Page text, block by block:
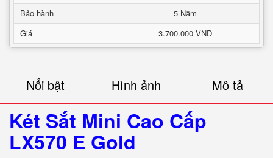
Bảo hành
5 Năm
Giá
3.700.000 VNĐ
Nổi bật Hình ảnh Mô tả
Két Sắt Mini Cao Cấp
LX570 E Gold